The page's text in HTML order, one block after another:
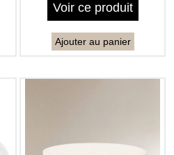
Voir ce produit
Ajouter au panier